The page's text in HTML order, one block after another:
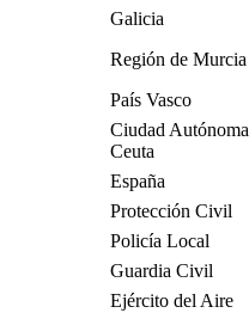
Galicia
Región de Murcia
País Vasco
Ciudad
Ceuta
España
Protección Civil
Policía Local
Guardia Civil
Ejército del Aire